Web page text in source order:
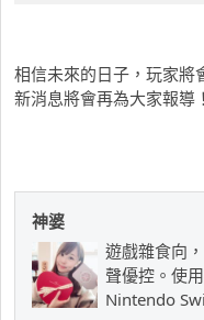
相信未來的日子，玩家將
新消息將會再為大家報導！
神婆
遊戲雜食向
聲優控。使
Nintendo